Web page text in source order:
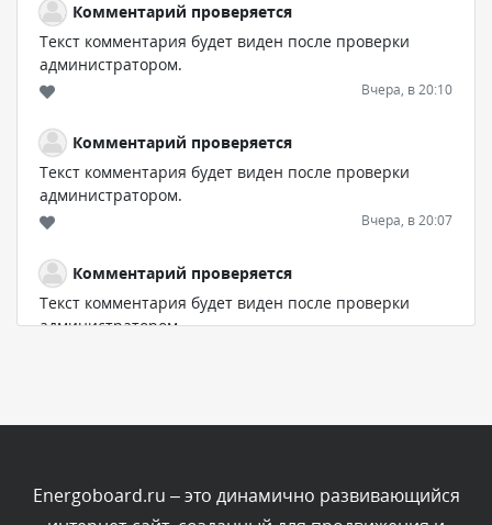
Комментарий проверяется
Текст комментария будет виден после проверки
администратором.
Вчера, в 20:10
Комментарий проверяется
Текст комментария будет виден после проверки
администратором.
Вчера, в 20:07
Комментарий проверяется
Текст комментария будет виден после проверки
администратором.
Energoboard.ru – это динамично развивающийся